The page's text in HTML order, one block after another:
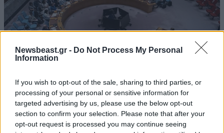
Newsbeast.gr - Do Not Process My Personal
Information
If you wish to opt-out of the sale, sharing to third parties, or
processing of your personal or sensitive information for
targeted advertising by us, please use the below opt-out
section to confirm your selection. Please note that after your
opt-out request is processed you may continue seeing
ΚΟΣΜΟΣ06·08·2026 22:16
Σύγκρουση στον ΟΗΕ: Εννέα κράτη λένε «όχι»